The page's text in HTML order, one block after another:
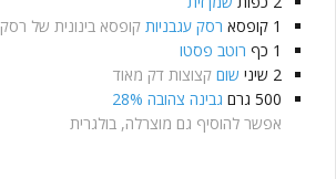
1 קופסא רסק עגבניות קופסא בינונית של רסק
1 כף רוטב פסטו
2 שיני שום קצוצות דק מאוד
500 גרם גבינה צהובה 28%
אפשר להוסיף גם מוצרלה, בולגרית